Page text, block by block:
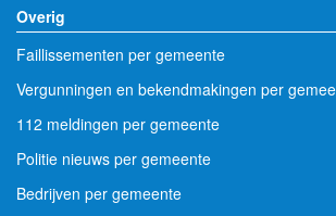
Overig
Faillissementen per gemeente
Vergunningen en bekendmakingen per
112 meldingen per gemeente
Politie nieuws per gemeente
Bedrijven per gemeente